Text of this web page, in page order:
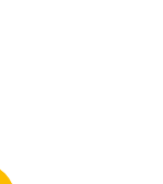
10 ANS